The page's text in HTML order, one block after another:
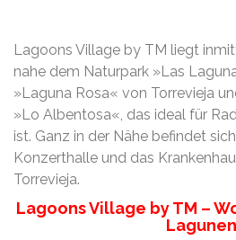
Lagoons Village by TM liegt
nahe dem Naturpark »Las
»Laguna Rosa« von Torrevieja
»Lo Albentosa«, das ideal für
ist. Ganz in der Nähe befindet
Konzerthalle und das
Torrevieja.
Lagoons Village by TM –
Lagunen